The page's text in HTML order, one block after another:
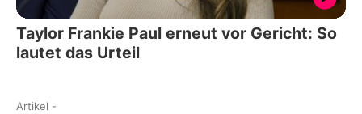
Taylor Frankie Paul erneut vor Gericht: So
lautet das Urteil
Artikel -